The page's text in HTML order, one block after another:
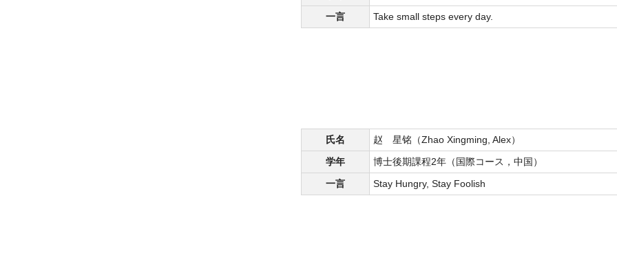
一言
Take small steps every day.
氏名
赵 星铭（Zhao Xingming, Alex）
学年
博士後期課程2年（国際コース，中国）
一言
Stay Hungry, Stay Foolish